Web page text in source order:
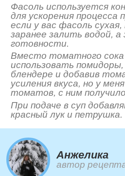
Фасоль используется
для ускорения процесса
если у вас фасоль
заранее залить водой,
готовности.
Вместо томатного
использовать
блендере и добавив
усиления вкуса, но у
томатов, с ним
При подаче в суп
красный лук и петрушка.
Анжелика
автор